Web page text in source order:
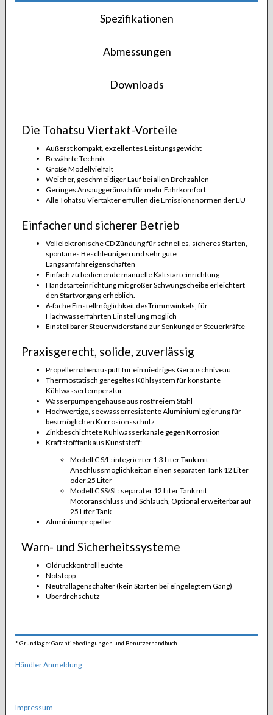
Spezifikationen
Abmessungen
Downloads
Die Tohatsu Viertakt-Vorteile
Äußerst kompakt, exzellentes Leistungsgewicht
Bewährte Technik
Große Modellvielfalt
Weicher, geschmeidiger Lauf bei allen Drehzahlen
Geringes Ansauggeräusch für mehr Fahrkomfort
Alle Tohatsu Viertakter erfüllen die Emissionsnormen der EU
Einfacher und sicherer Betrieb
Vollelektronische CD Zündung für schnelles, sicheres Starten,
spontanes Beschleunigen und sehr gute
Langsamfahreigenschaften
Einfach zu bedienende manuelle Kaltstarteinrichtung
Handstarteinrichtung mit großer Schwungscheibe erleichtert
den Startvorgang erheblich.
6-fache Einstellmöglichkeit desTrimmwinkels, für
Flachwasserfahrten Einstellung möglich
Einstellbarer Steuerwiderstand zur Senkung der Steuerkräfte
Praxisgerecht, solide, zuverlässig
Propellernabenauspuff für ein niedriges Geräuschniveau
Thermostatisch geregeltes Kühlsystem für konstante
Kühlwassertemperatur
Wasserpumpengehäuse aus rostfreiem Stahl
Hochwertige, seewasserresistente Aluminiumlegierung für
bestmöglichen Korrosionsschutz
Zinkbeschichtete Kühlwasserkanäle gegen Korrosion
Kraftstofftank aus Kunststoff:
Modell C S/L: integrierter 1,3 Liter Tank mit
Anschlussmöglichkeit an einen separaten Tank 12 Liter
oder 25 Liter
Modell C SS/SL: separater 12 Liter Tank mit
Motoranschluss und Schlauch, Optional erweiterbar auf
25 Liter Tank
Aluminiumpropeller
Warn- und Sicherheitssysteme
Öldruckkontrollleuchte
Notstopp
Neutrallagenschalter (kein Starten bei eingelegtem Gang)
Überdrehschutz
* Grundlage: Garantiebedingungen und Benutzerhandbuch
Händler Anmeldung
Impressum